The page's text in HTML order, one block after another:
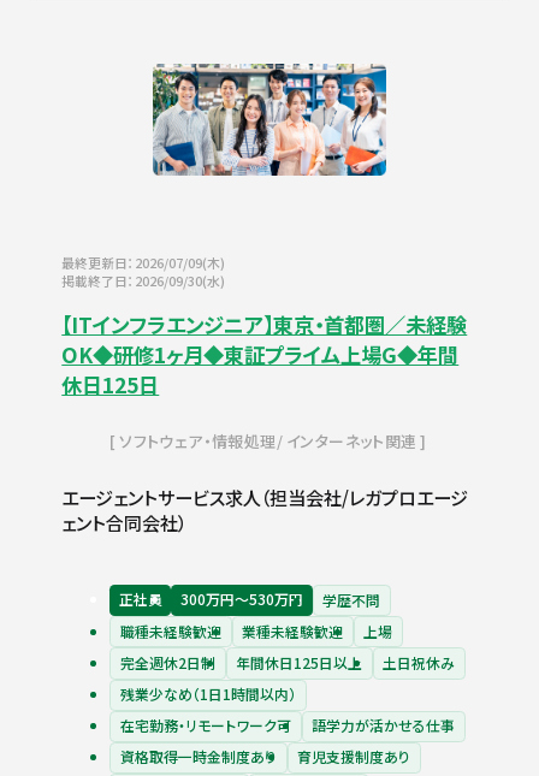
最終更新日：2026/07/09(木)
掲載終了日：2026/09/30(水)
【ITインフラエンジニア】東京・首都圏／未経験
OK◆研修1ヶ月◆東証プライム上場G◆年間
休日125日
ソフトウェア・情報処理 インターネット関連
エージェントサービス求人（担当会社/レガプロエージ
ェント合同会社）
正社員 300万円〜530万円
学歴不問
職種未経験歓迎
業種未経験歓迎
上場
完全週休2日制
年間休日125日以上
土日祝休み
残業少なめ（1日1時間以内）
在宅勤務・リモートワーク可
語学力が活かせる仕事
資格取得一時金制度あり
育児支援制度あり